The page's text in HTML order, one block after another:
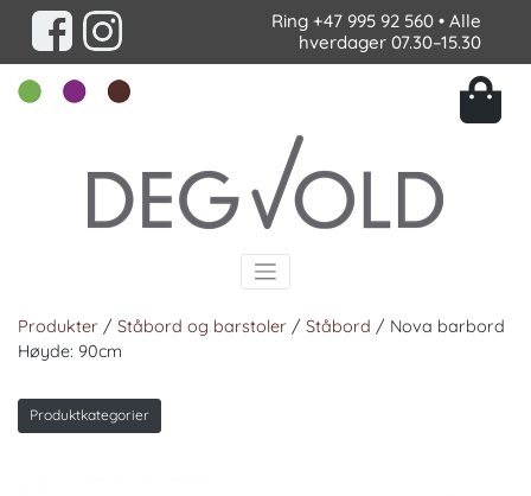
Ring +47 995 92 560 • Alle
hverdager 07.30–15.30
Produkter / Ståbord og barstoler / Ståbord / Nova barbord
Høyde: 90cm
Produktkategorier